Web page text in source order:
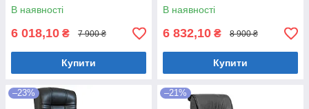
В наявності
6 018,10 ₴ 7 900 ₴
Купити
В наявності
6 832,10 ₴ 8 900 ₴
Купити
–23% –21%